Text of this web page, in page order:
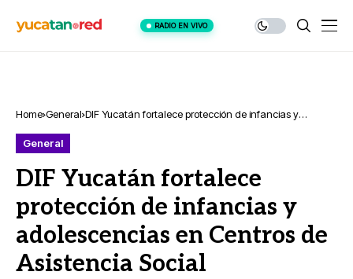
RADIO EN VIVO
Home General DIF Yucatán fortalece protección de infancias y
General
DIF Yucatán fortalece
protección de infancias y
adolescencias en Centros de
Asistencia Social